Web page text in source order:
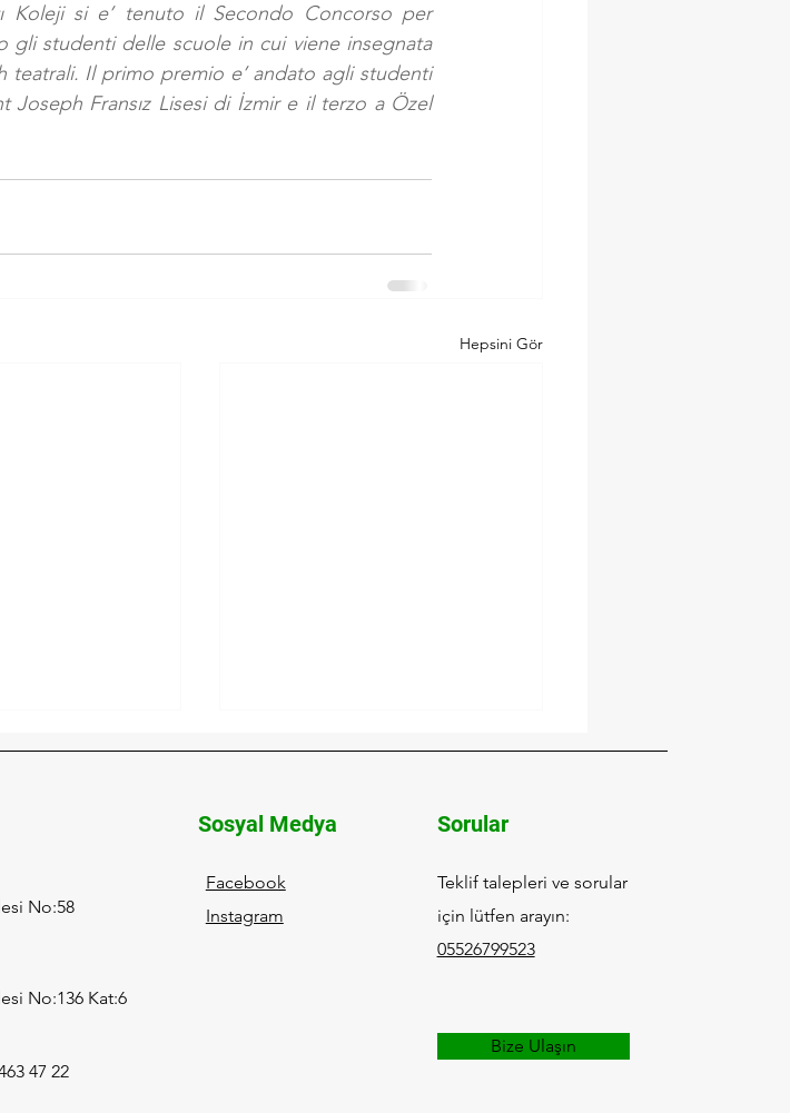
Koleji si e’ tenuto il Secondo Concorso per
gli studenti delle scuole in cui viene insegnata
teatrali. Il primo premio e’ andato agli studenti
Joseph Fransız Lisesi di İzmir e il terzo a Özel
Hepsini Gör
İtalyan Dostluk ve Kültür
Derneği Kanser Farkındalığı
No:58
No:136 Kat:6
47 22
Sosyal Medya
Facebook
Instagram
Sorular
Teklif talepleri ve sorular
için lütfen arayın:
05526799523
Bize Ulaşın